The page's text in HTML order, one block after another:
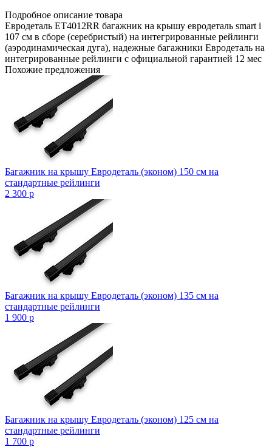
Подробное описание товара
Евродеталь ET4012RR багажник на крышу евродеталь smart i
107 см в сборе (серебристый) на интегрированные рейлинги
(аэродинамическая дуга), надежные багажники Евродеталь на
интегрированные рейлинги с официальной гарантией 12 мес
Похожие предложения
Багажник на крышу Евродеталь (эконом) 150 см на
стандартные рейлинги
2 300 p
Багажник на крышу Евродеталь (эконом) 135 см на
стандартные рейлинги
1 900 p
Багажник на крышу Евродеталь (эконом) 125 см на
стандартные рейлинги
1 700 p